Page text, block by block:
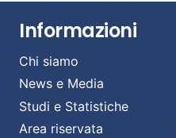
Informazioni
Chi siamo
News e Media
Studi e Statistiche
Area riservata